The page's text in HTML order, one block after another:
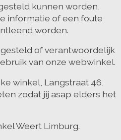
kunnen worden,
informatie of een foute
worden.
of verantwoordelijk
van onze webwinkel.
winkel, Langstraat 46,
zodat jij asap elders het
Weert Limburg.